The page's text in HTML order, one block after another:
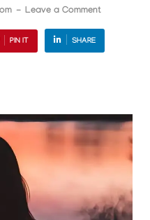
- Leave a Comment
PIN IT SHARE